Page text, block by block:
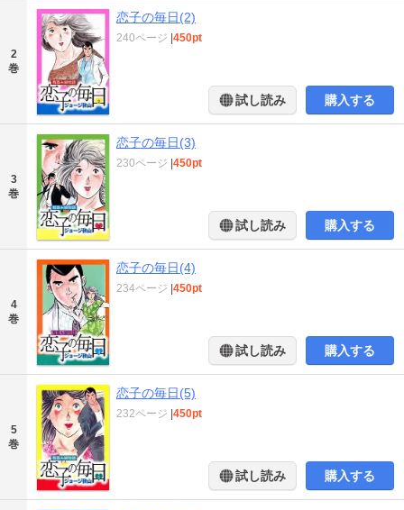
2
巻
恋子の毎日(2)
240ページ 450pt
試し読み 購入する
3
巻
恋子の毎日(3)
230ページ 450pt
試し読み 購入する
4
巻
恋子の毎日(4)
234ページ 450pt
試し読み 購入する
5
巻
恋子の毎日(5)
232ページ 450pt
試し読み 購入する